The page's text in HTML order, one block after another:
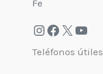
Fe
Teléfonos útiles